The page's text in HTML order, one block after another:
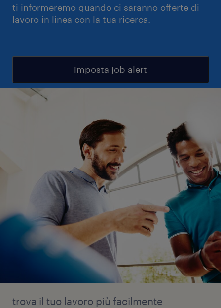
ti informeremo quando ci saranno offerte di
lavoro in linea con la tua ricerca.
imposta job alert
trova il tuo lavoro più facilmente